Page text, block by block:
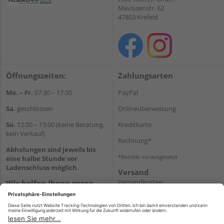
Mevissenstr. 62
47803 Krefeld
Öffnungszeiten:
Mo. – Fr. 07:30 – 17:30
Sa. geschlossen
So. 12:00 – 15:00 (keine Beratung,
kein Verkauf)
Abholungen sind jeweils bis
eine halbe Stunde vor
Ladenschluss möglich.
Wir helfen Ihnen gerne
weiter
Tel.:+49 2151 8787-70
E-Mail:onlineshop@holz-
roeren.de
Zahlungsarten
PayPal
Onlineüberweisung
Kreditkarte
Rechnung*
*Bonität vorausgesetzt
Versand
Versandkosten